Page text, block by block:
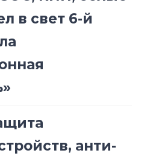
в свет 6-й
анти-